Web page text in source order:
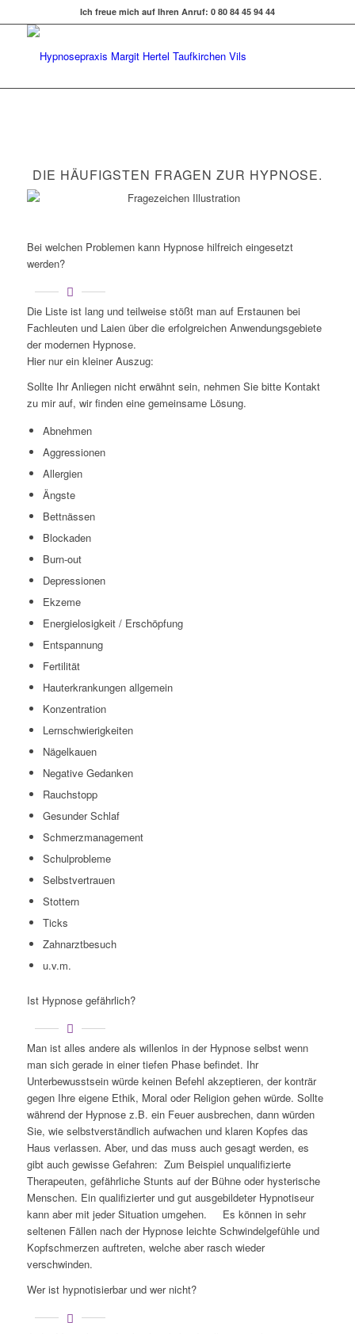
Ich freue mich auf Ihren Anruf: 0 80 84 45 94 44
DIE HÄUFIGSTEN FRAGEN ZUR HYPNOSE.
Bei welchen Problemen kann Hypnose hilfreich eingesetzt
werden?
Die Liste ist lang und teilweise stößt man auf Erstaunen bei
Fachleuten und Laien über die erfolgreichen Anwendungsgebiete
der modernen Hypnose.
Hier nur ein kleiner Auszug:
Sollte Ihr Anliegen nicht erwähnt sein, nehmen Sie bitte Kontakt
zu mir auf, wir finden eine gemeinsame Lösung.
Abnehmen
Aggressionen
Allergien
Ängste
Bettnässen
Blockaden
Burn-out
Depressionen
Ekzeme
Energielosigkeit / Erschöpfung
Entspannung
Fertilität
Hauterkrankungen allgemein
Konzentration
Lernschwierigkeiten
Nägelkauen
Negative Gedanken
Rauchstopp
Gesunder Schlaf
Schmerzmanagement
Schulprobleme
Selbstvertrauen
Stottern
Ticks
Zahnarztbesuch
u.v.m.
Ist Hypnose gefährlich?
Man ist alles andere als willenlos in der Hypnose selbst wenn
man sich gerade in einer tiefen Phase befindet. Ihr
Unterbewusstsein würde keinen Befehl akzeptieren, der konträr
gegen Ihre eigene Ethik, Moral oder Religion gehen würde. Sollte
während der Hypnose z.B. ein Feuer ausbrechen, dann würden
Sie, wie selbstverständlich aufwachen und klaren Kopfes das
Haus verlassen. Aber, und das muss auch gesagt werden, es
gibt auch gewisse Gefahren: Zum Beispiel unqualifizierte
Therapeuten, gefährliche Stunts auf der Bühne oder hysterische
Menschen. Ein qualifizierter und gut ausgebildeter Hypnotiseur
kann aber mit jeder Situation umgehen. Es können in sehr
seltenen Fällen nach der Hypnose leichte Schwindelgefühle und
Kopfschmerzen auftreten, welche aber rasch wieder
verschwinden.
Wer ist hypnotisierbar und wer nicht?